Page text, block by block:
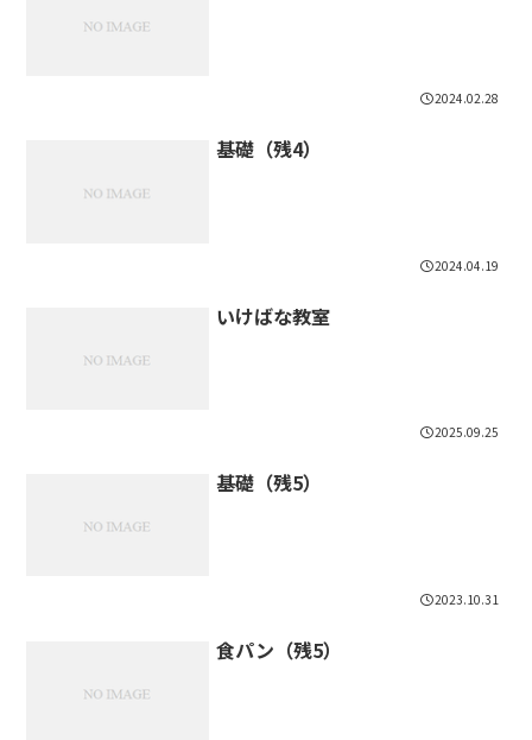
2024.02.28
基礎（残4）
2024.04.19
いけばな教室
2025.09.25
基礎（残5）
2023.10.31
食パン（残5）